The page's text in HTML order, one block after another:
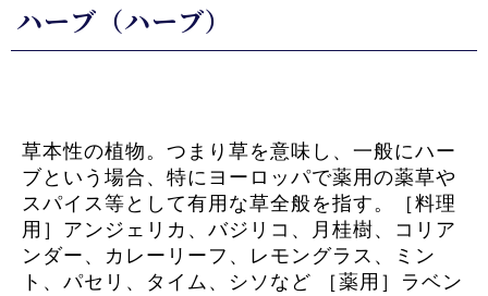
ハーブ（ハーブ）
草本性の植物。つまり草を意味し、一般にハー
ブという場合、特にヨーロッパで薬用の薬草や
スパイス等として有用な草全般を指す。［料理
用］アンジェリカ、バジリコ、月桂樹、コリア
ンダー、カレーリーフ、レモングラス、ミン
ト、パセリ、タイム、シソなど ［薬用］ラベン